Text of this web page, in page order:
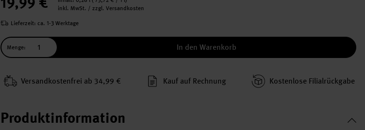
inkl. MwSt. / zzgl. Versandkosten
Lieferzeit: ca. 1-3 Werktage
Menge: In den Warenkorb
Versand­kosten­frei ab 34,99 € Kauf auf Rechnung Kosten­lose Filial­rückgabe
Produktinformation